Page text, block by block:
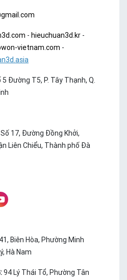
- hieuchuan3d.kr-
vietnam.com -
5 Đường T5, P. Tây Thạnh, Q.
17, Đường Đồng Khởi,
Liên Chiểu, Thành phố Đà
Biên Hòa, Phường Minh
Hà Nam
94 Lý Thái Tổ, Phường Tân